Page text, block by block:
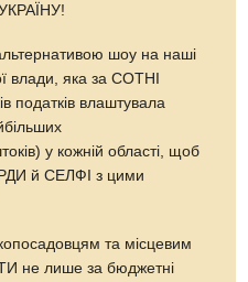
шоу на наші
влади, яка за СОТНІ
податків влаштувала
у кожній області, щоб
й СЕЛФІ з цими
та місцевим
не лише за бюджетні